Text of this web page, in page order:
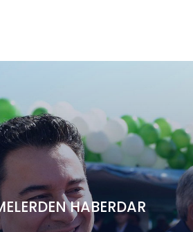
HABERDAR